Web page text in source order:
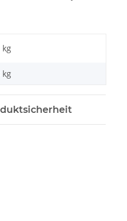
kg
kg